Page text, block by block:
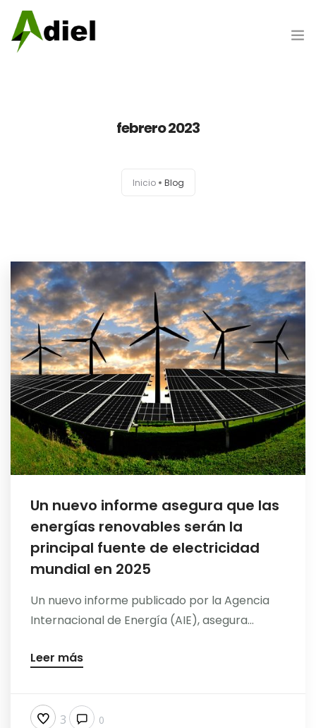
Marcas
Blog
Contacto
febrero 2023
Inicio Blog
Un nuevo informe asegura que las
energías renovables serán la
principal fuente de electricidad
mundial en 2025
Un nuevo informe publicado por la Agencia
Internacional de Energía (AIE), asegura...
Leer más
3 0